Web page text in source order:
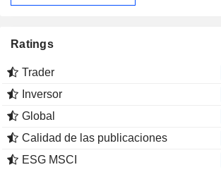
Ratings
Trader
Inversor
Global
Calidad de las publicaciones
ESG MSCI